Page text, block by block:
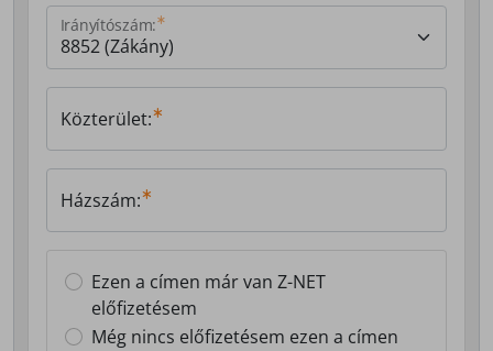
Irányítószám:
Közterület:
Házszám:
Ezen a címen már van Z-NET
előfizetésem
Még nincs előfizetésem ezen a címen